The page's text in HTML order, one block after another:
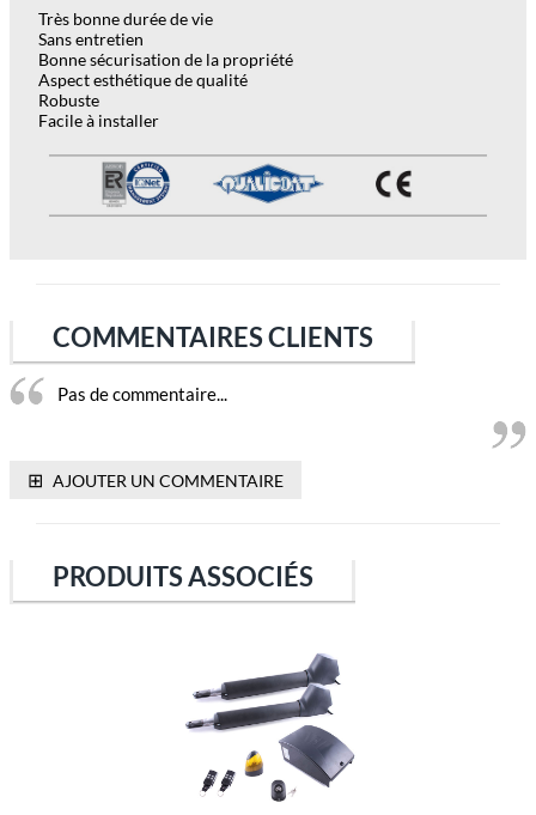
Très bonne durée de vie
Sans entretien
Bonne sécurisation de la propriété
Aspect esthétique de qualité
Robuste
Facile à installer
COMMENTAIRES CLIENTS
Pas de commentaire...
⊞ AJOUTER UN COMMENTAIRE
PRODUITS ASSOCIÉS